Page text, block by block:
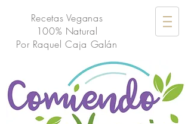
Recetas Veganas
100% Natural
Por Raquel Caja Galán